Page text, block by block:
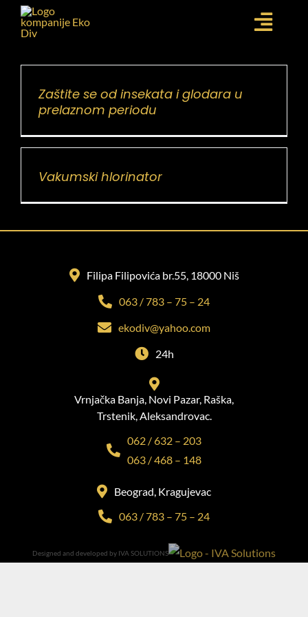
USLUGE
KONTAKT
Zaštite se od insekata i glodara u
prelaznom periodu
Vakumski hlorinator
Filipa Filipovića br.55, 18000 Niš
063 / 783 – 75 – 24
ekodiv@yahoo.com
24h
Vrnjačka Banja, Novi Pazar, Raška,
Trstenik, Aleksandrovac.
062 / 632 – 203
063 / 468 – 148
Beograd, Kragujevac
063 / 783 – 75 – 24
Designed and developed by IVA SOLUTIONS